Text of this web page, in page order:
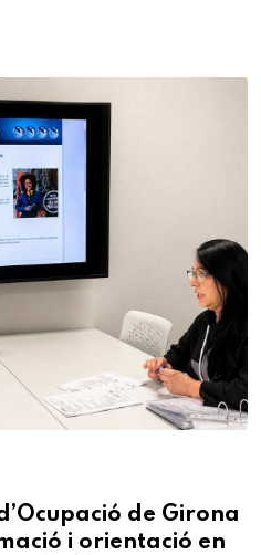
de Girona
i orientació en